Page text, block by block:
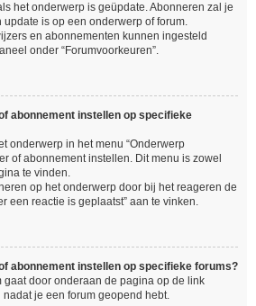
het onderwerp is geüpdate. Abonneren zal je
is op een onderwerp of forum.
en abonnementen kunnen ingesteld
onder “Forumvoorkeuren”.
abonnement instellen op specifieke
onderwerp in het menu “Onderwerp
of abonnement instellen. Dit menu is zowel
te vinden.
op het onderwerp door bij het reageren de
een reactie is geplaatst” aan te vinken.
abonnement instellen op specifieke forums?
gaat door onderaan de pagina op de link
nadat je een forum geopend hebt.